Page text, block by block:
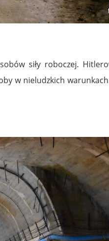
siły roboczej.
w nieludzkich